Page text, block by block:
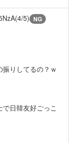
5) NG
りしてるの？ｗ
日韓友好ごっこ